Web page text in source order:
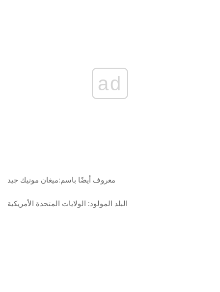
ad
معروف أيضًا باسم:ميغان مونيك جيد
البلد المولود: الولايات المتحدة الأمريكية